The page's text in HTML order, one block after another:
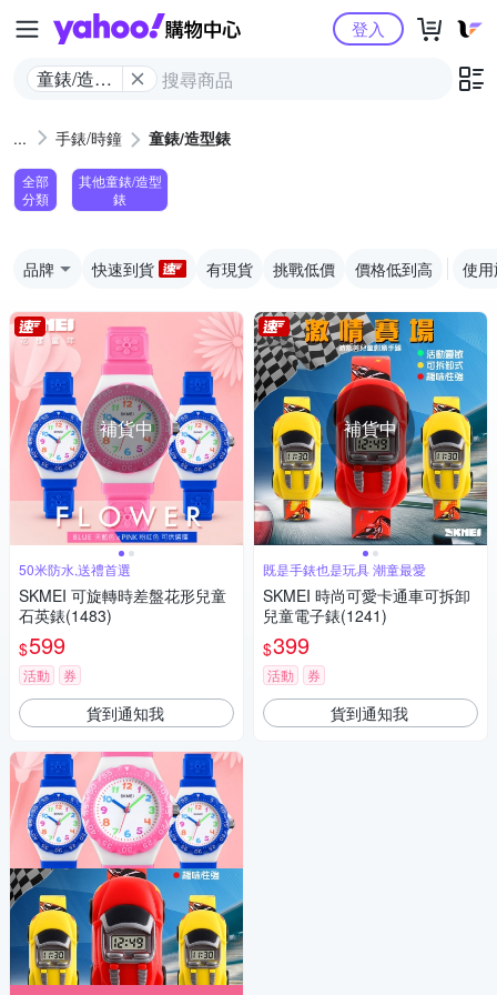
Yahoo購物中心
童錶/造型
登入
手錶/時鐘 童錶/造型錶
全部
分類
其他童錶/造型
錶
品牌 快速到貨 有現貨 挑戰低價 價格低到高 使
補貨中
50米防水,送禮首選
SKMEI 可旋轉時差盤花形兒童
石英錶(1483)
$599
活動 券
貨到通知我
補貨中
既是手錶也是玩具 潮童最愛
SKMEI 時尚可愛卡通車可拆卸
兒童電子錶(1241)
$399
活動 券
貨到通知我